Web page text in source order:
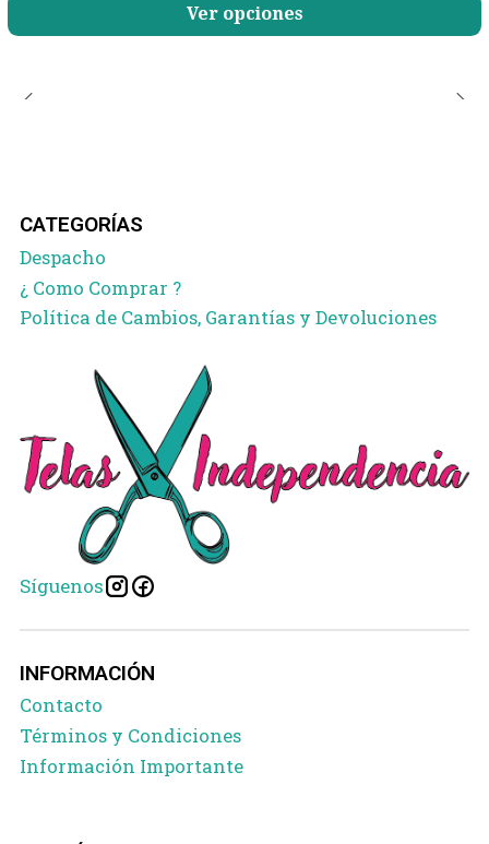
Ver opciones
CATEGORÍAS
Despacho
¿ Como Comprar ?
Política de Cambios, Garantías y Devoluciones
Síguenos
INFORMACIÓN
Contacto
Términos y Condiciones
Información Importante